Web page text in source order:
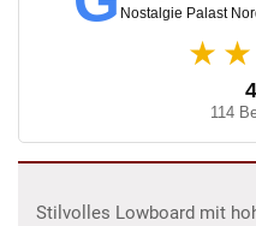
Nostalgie Palast
114
Stilvolles Lowboard mit